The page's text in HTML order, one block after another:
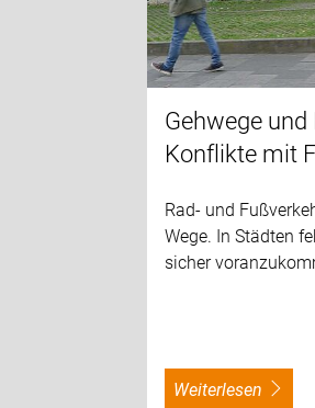
Gehwege
Konflikte mit
Rad- und
Wege. In Städten
sicher
weiterlesen